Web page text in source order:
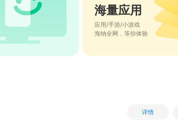
海量应用
应用/手游/小游戏
海纳全网，等你体验
详情